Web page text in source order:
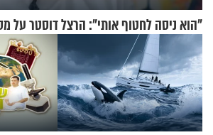
"הוא ניסה לחטוף אותי": הרצל דוסטר על